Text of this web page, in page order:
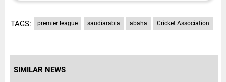
TAGS: premier league saudiarabia abaha Cricket Association
SIMILAR NEWS